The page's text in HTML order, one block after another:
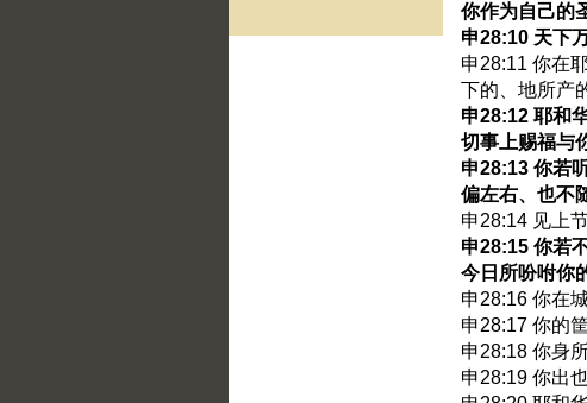
你作为自己的
申28:10 天下
申28:11 你在
下的、地所产
申28:12 耶和
切事上赐福与
申28:13 你若
偏左右、也不
申28:14 见上
申28:15 你若
今日所吩咐你
申28:16 你在
申28:17 你的
申28:18 你身
申28:19 你出